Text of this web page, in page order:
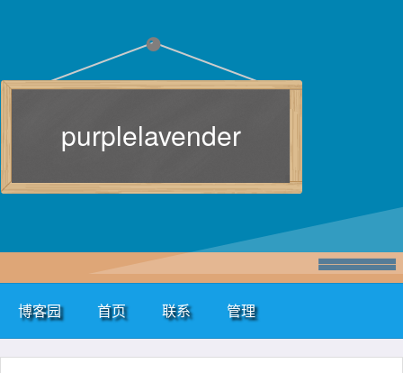
purplelavender
博客园 首页 联系 管理